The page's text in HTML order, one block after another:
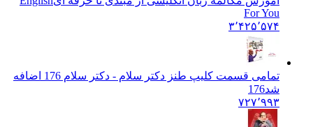
For You
۳٬۴۲۵٬۵۷۴
تمامی قسمت کلیپ طنز دکتر سلام - دکتر سلام 176 اضافه
شد176
۷۲۷٬۹۹۳